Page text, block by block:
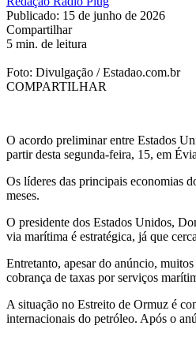
Publicado: 15 de junho de 2026
Compartilhar
5 min. de leitura
Foto: Divulgação / Estadao.com.br
COMPARTILHAR
O acordo preliminar entre Estados
partir desta segunda-feira, 15, em
Os líderes das principais economias
meses.
O presidente dos Estados Unidos,
via marítima é estratégica, já que
Entretanto, apesar do anúncio,
cobrança de taxas por serviços
A situação no Estreito de Ormuz é
internacionais do petróleo. Após o